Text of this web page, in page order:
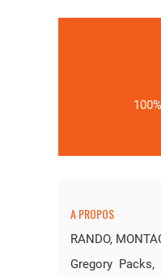
A PROPOS
RANDO,
Gregory